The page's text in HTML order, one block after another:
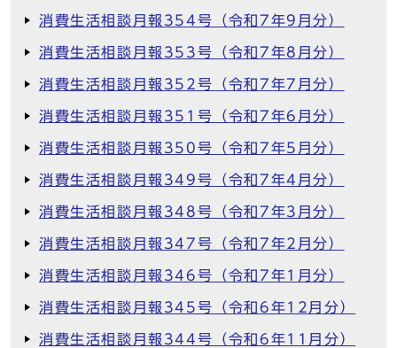
消費生活相談月報354号（令和7年9月分）
消費生活相談月報353号（令和7年8月分）
消費生活相談月報352号（令和7年7月分）
消費生活相談月報351号（令和7年6月分）
消費生活相談月報350号（令和7年5月分）
消費生活相談月報349号（令和7年4月分）
消費生活相談月報348号（令和7年3月分）
消費生活相談月報347号（令和7年2月分）
消費生活相談月報346号（令和7年1月分）
消費生活相談月報345号（令和6年12月分）
消費生活相談月報344号（令和6年11月分）